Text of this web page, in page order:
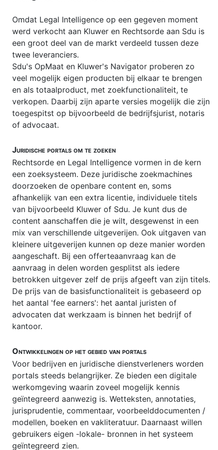
Notarissen vergelijken
Opzegging abonnementen
Paardenrecht / hippisch recht
PRIVACY
Portretrecht
Pro Deo advocaat
Rechtsbijstand
Schenkbelasting (schenkingsrecht)
Schuldsanering natuurlijke personen
SocialMediaRecht
Stalking
Stamrecht-BV
Stichtingsrecht
Verenigingsrecht
Omdat Legal Intelligence op een gegeven moment
werd verkocht aan Kluwer en Rechtsorde aan Sdu is
een groot deel van de markt verdeeld tussen deze
twee leveranciers.
Sdu's OpMaat en Kluwer's Navigator proberen zo
veel mogelijk eigen producten bij elkaar te brengen
en als totaalproduct, met zoekfunctionaliteit, te
verkopen. Daarbij zijn aparte versies mogelijk die zijn
toegespitst op bijvoorbeeld de bedrijfsjurist, notaris
of advocaat.
Juridische portals om te zoeken
Rechtsorde en Legal Intelligence vormen in de kern
een zoeksysteem. Deze juridische zoekmachines
doorzoeken de openbare content en, soms
afhankelijk van een extra licentie, individuele titels
van bijvoorbeeld Kluwer of Sdu. Je kunt dus de
content aanschaffen die je wilt, desgewenst in een
mix van verschillende uitgeverijen. Ook uitgaven van
kleinere uitgeverijen kunnen op deze manier worden
aangeschaft. Bij een offerteaanvraag kan de
aanvraag in delen worden gesplitst als iedere
betrokken uitgever zelf de prijs afgeeft van zijn titels.
De prijs van de basisfunctionaliteit is gebaseerd op
het aantal 'fee earners': het aantal juristen of
advocaten dat werkzaam is binnen het bedrijf of
kantoor.
Ontwikkelingen op het gebied van portals
Voor bedrijven en juridische dienstverleners worden
portals steeds belangrijker. Ze bieden een digitale
werkomgeving waarin zoveel mogelijk kennis
geïntegreerd aanwezig is. Wetteksten, annotaties,
jurisprudentie, commentaar, voorbeelddocumenten /
modellen, boeken en vakliteratuur. Daarnaast willen
gebruikers eigen -lokale- bronnen in het systeem
geïntegreerd zien.